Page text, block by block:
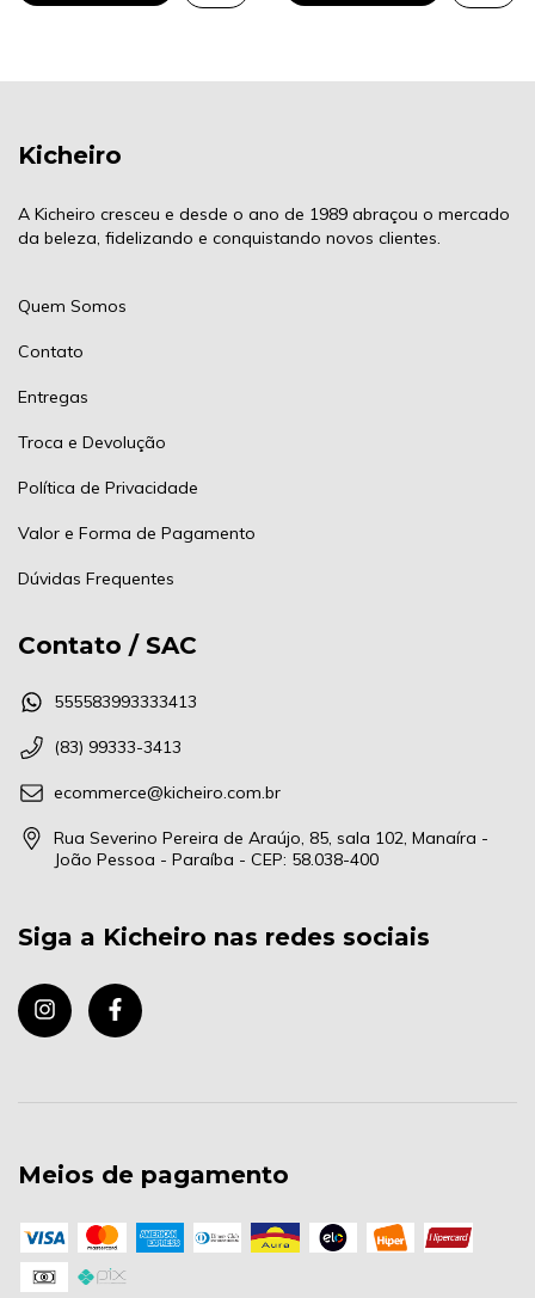
Kicheiro
A Kicheiro cresceu e desde o ano de 1989 abraçou o mercado
da beleza, fidelizando e conquistando novos clientes.
Quem Somos
Contato
Entregas
Troca e Devolução
Política de Privacidade
Valor e Forma de Pagamento
Dúvidas Frequentes
Contato / SAC
555583993333413
(83) 99333-3413
ecommerce@kicheiro.com.br
Rua Severino Pereira de Araújo, 85, sala 102, Manaíra -
João Pessoa - Paraíba - CEP: 58.038-400
Siga a Kicheiro nas redes sociais
Meios de pagamento